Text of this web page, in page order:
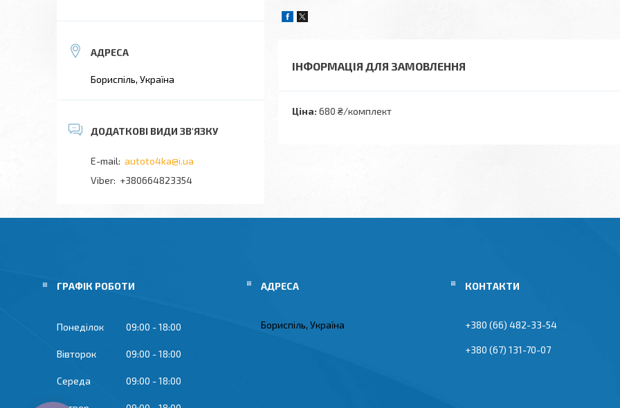
ІНФОРМАЦІЯ ДЛЯ ЗАМОВЛЕННЯ
Ціна: 680 ₴/комплект
Бориспіль, Україна
autoto4ka@i.ua
+380664823354
ГРАФІК РОБОТИ
Понеділок 09:00 18:00
Вівторок 09:00 18:00
Середа 09:00 18:00
Бориспіль, Україна +380 (66) 482-33-54
+380 (67) 131-70-07